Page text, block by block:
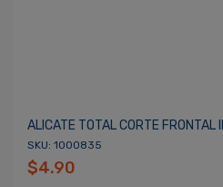
ALICATE TOTAL CORTE
SKU: 1000835
$4.90